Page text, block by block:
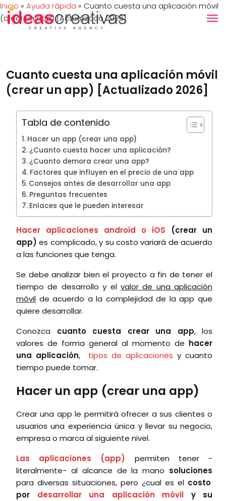
Inicio » Ayuda rápida » Cuanto cuesta una aplicación móvil
(crear un app) [Actualizado 2026]
Cuanto cuesta una aplicación móvil
(crear un app) [Actualizado 2026]
Tabla de contenido
Hacer un app (crear una app)
¿Cuanto cuesta hacer una aplicación?
¿Cuanto demora crear una app?
Factores que influyen en el precio de una app
Consejos antes de desarrollar una app
Preguntas frecuentes
Enlaces que le pueden interesar
Hacer aplicaciones android o iOS (crear un
app) es complicado, y su costo variará de acuerdo
a las funciones que tenga.
Se debe analizar bien el proyecto a fin de tener el
tiempo de desarrollo y el valor de una aplicación
móvil de acuerdo a la complejidad de la app que
quiere desarrollar.
Conozca cuanto cuesta crear una app, los
valores de forma general al momento de hacer
una aplicación, tipos de aplicaciones y cuanto
tiempo puede tomar.
Hacer un app (crear una app)
Crear una app le permitirá ofrecer a sus clientes o
usuarios una experiencia única y llevar su negocio,
empresa o marca al siguiente nivel.
Las aplicaciones (app) permiten tener -
literalmente- al alcance de la mano soluciones
para diversas situaciones, pero ¿cual es el costo
por desarrollar una aplicación móvil y su